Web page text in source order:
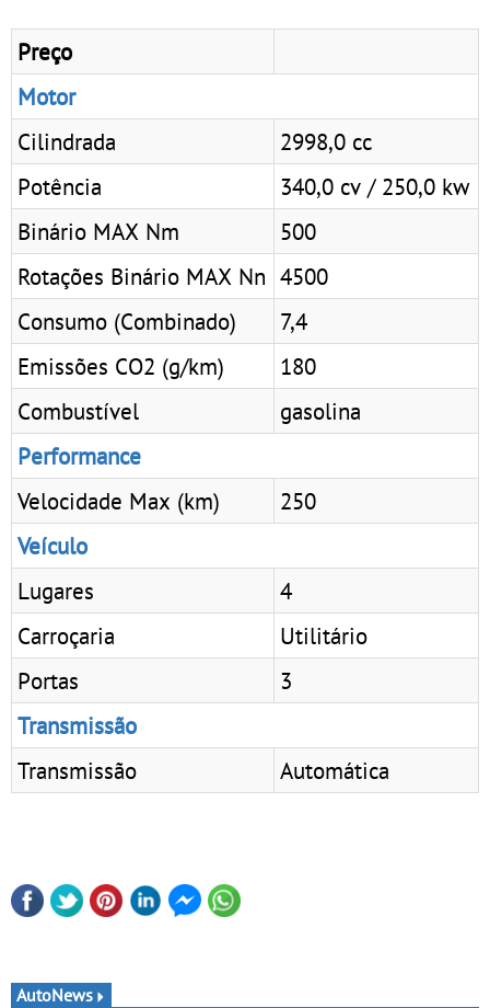
Preço
Motor
Cilindrada
2998,0 cc
Potência
340,0 cv / 250,0 kw
Binário MAX Nm
500
Rotações Binário MAX Nn 4500
Consumo (Combinado)
7,4
Emissões CO2 (g/km)
180
Combustível
gasolina
Performance
Velocidade Max (km)
250
Veículo
Lugares
4
Carroçaria
Utilitário
Portas
3
Transmissão
Transmissão
Automática
AutoNews